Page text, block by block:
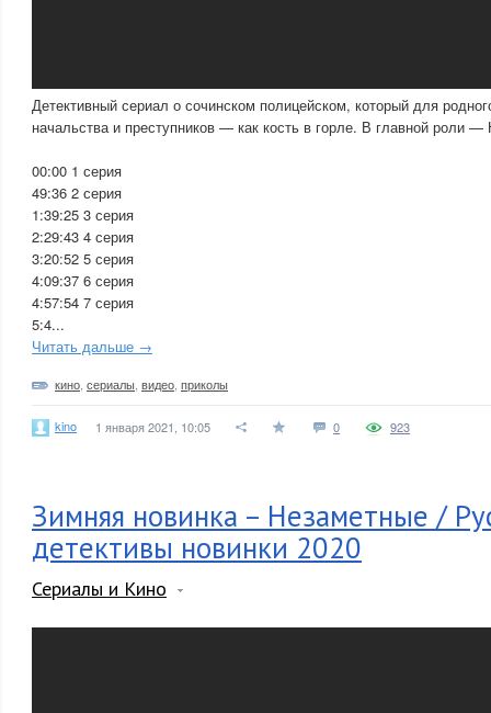
Детективный сериал о сочинском полицейском, который для
начальства и преступников — как кость в горле. В главной роли
00:00 1 серия
49:36 2 серия
1:39:25 3 серия
2:29:43 4 серия
3:20:52 5 серия
4:09:37 6 серия
4:57:54 7 серия
5:4...
Читать дальше →
кино сериалы видео приколы
kino 1 января 2021, 10:05 0 923
Зимняя новинка – Незаметные /
детективы новинки 2020
Сериалы и Кино